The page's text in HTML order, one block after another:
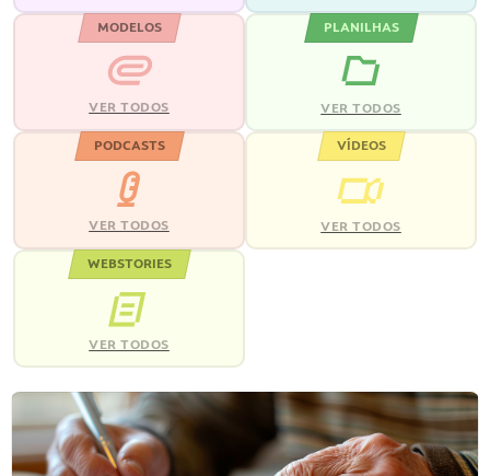
MODELOS
VER TODOS
PLANILHAS
VER TODOS
PODCASTS
VER TODOS
VÍDEOS
VER TODOS
WEBSTORIES
VER TODOS